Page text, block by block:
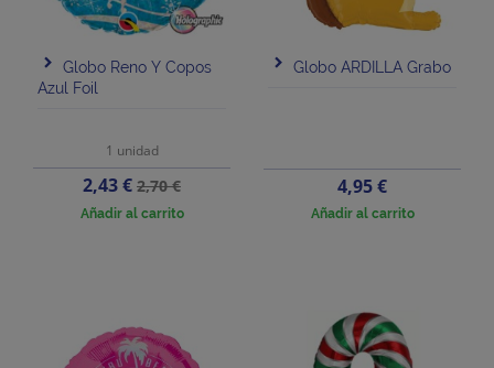
Globo Reno Y Copos
Azul Foil
1 unidad
Precio
2,43 €Precio
base
2,70 €
Añadir al carrito
Globo ARDILLA Grabo
Precio
4,95 €
Añadir al carrito